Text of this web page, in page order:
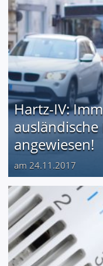
Hartz-IV:
angewiesen!
am 24.11.2017